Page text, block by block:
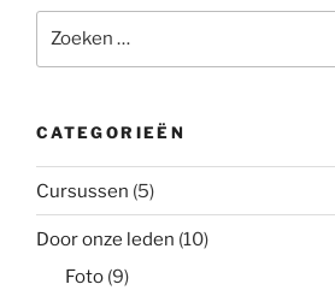
naar:
CATEGORIEËN
Cursussen (5)
Door onze leden (10)
Foto (9)